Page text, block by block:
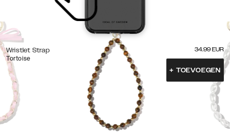
Wristlet Strap
Tortoise
34.99 EUR
+ TOEVOEGEN